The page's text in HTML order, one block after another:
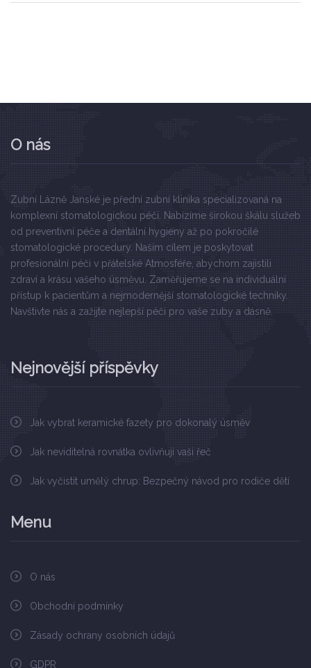
O nás
Zubní Lázně Janské je přední zubní klinika specializovaná na
komplexní stomatologickou péči. Nabízíme širokou škálu služeb
od preventivní péče a dentální hygieny až po pokročilé
stomatologické procedury. Naším cílem je poskytovat
profesionální péči v přátelské Atmosféře, abychom zajistili
zdraví a krásu vašeho úsměvu. Zaměřujeme se na individuální
přístup k pacientům a nejmodernější stomatologické techniky.
Navštivte nás a zažijte nejlepší péči pro vaše zuby a dásně.
Nejnovější příspěvky
Jak vybrat keramické fazety pro dokonalý úsměv
Jak neviditelná rovnátka ovlivňují vaši řeč
Jak vyčistit umělý chrup: Bezpečný návod pro rodiče dětí
Menu
O nás
Obchodní podmínky
Zásady ochrany osobních údajů
GDPR